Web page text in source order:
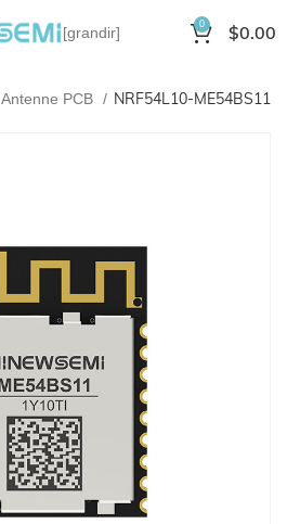
[grandir] 0 $0.00
Antenne PCB NRF54L10-ME54BS11